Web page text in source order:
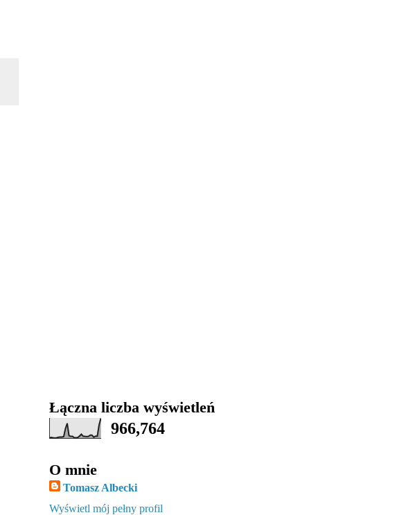
Łączna liczba wyświetleń
966,764
O mnie
Tomasz Albecki
Wyświetl mój pełny profil